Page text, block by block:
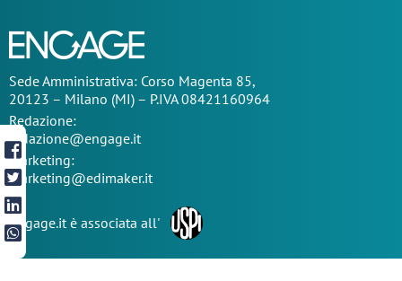
SedeAmministrativa: Corso Magenta 85,
20123 – Milano (MI) – P.IVA 08421160964
Redazione:
redazione@engage.it
Marketing:
marketing@edimaker.it
Engage.it è associata all'